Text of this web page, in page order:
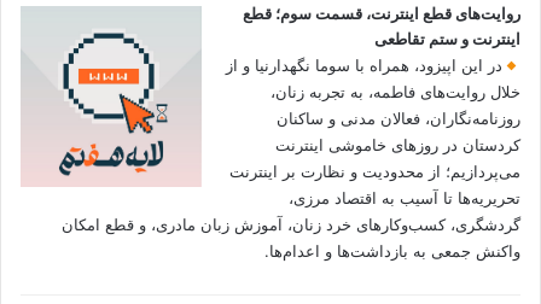
روایت‌های قطع اینترنت، قسمت سوم؛ قطع
اینترنت و ستم تقاطعی
در این اپیزود، همراه با سوما نگهدارنیا و از
خلال روایت‌های فاطمه، به تجربه زنان،
روزنامه‌نگاران، فعالان مدنی و ساکنان
کردستان در روزهای خاموشی اینترنت
می‌پردازیم؛ از محدودیت و نظارت بر اینترنت
تحریریه‌ها تا آسیب به اقتصاد مرزی،
گردشگری، کسب‌وکارهای خرد زنان، آموزش زبان مادری، و قطع امکان
واکنش جمعی به بازداشت‌ها و اعدام‌ها.